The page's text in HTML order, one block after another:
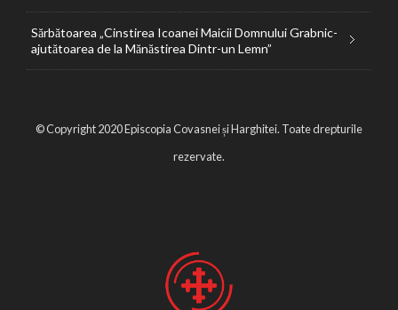
Sărbătoarea „Cinstirea Icoanei Maicii Domnului Grabnic-
ajutătoarea de la Mănăstirea Dintr-un Lemn”
© Copyright 2020 Episcopia Covasnei și Harghitei. Toate drepturile
rezervate.